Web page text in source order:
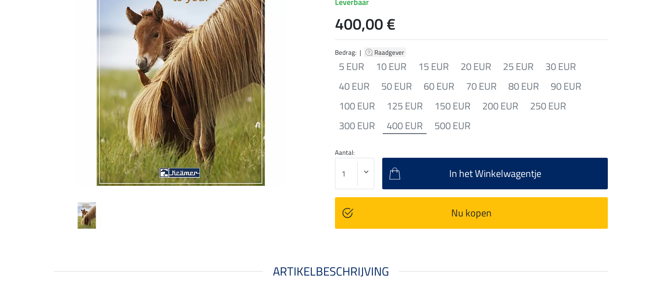
Bedrag: | Raadgever
5 EUR 10 EUR 15 EUR 20 EUR 25 EUR
30 EUR
40 EUR
50 EUR 60 EUR 70 EUR 80 EUR
90 EUR
100 EUR
125 EUR 150 EUR 200 EUR
250 EUR
300 EUR
400 EUR 500 EUR
400,00 €
Aantal:
In het Winkelwagentje
Nu kopen
ARTIKELBESCHRIJVING